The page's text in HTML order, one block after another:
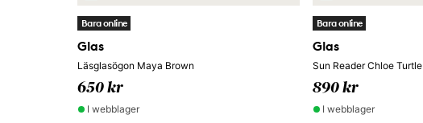
Bara online
Glas
Läsglasögon Maya Brown
650 kr
I webblager
Bara online
Glas
Sun Reader Chloe Turtle
890 kr
I webblager